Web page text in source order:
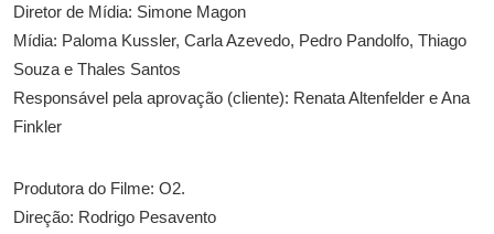
Diretor de Mídia: Simone Magon
Mídia: Paloma Kussler, Carla Azevedo, Pedro Pandolfo, Thiago
Souza e Thales Santos
Responsável pela aprovação (cliente): Renata Altenfelder e Ana
Finkler
Produtora do Filme: O2.
Direção: Rodrigo Pesavento